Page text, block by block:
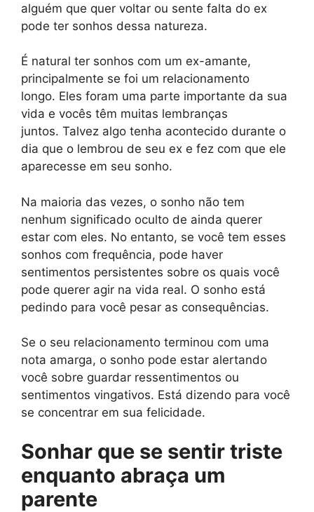
alguém que quer voltar ou sente falta do ex
pode ter sonhos dessa natureza.
É natural ter sonhos com um ex-amante,
principalmente se foi um relacionamento
longo. Eles foram uma parte importante da sua
vida e vocês têm muitas lembranças
juntos. Talvez algo tenha acontecido durante o
dia que o lembrou de seu ex e fez com que ele
aparecesse em seu sonho.
Na maioria das vezes, o sonho não tem
nenhum significado oculto de ainda querer
estar com eles. No entanto, se você tem esses
sonhos com frequência, pode haver
sentimentos persistentes sobre os quais você
pode querer agir na vida real. O sonho está
pedindo para você pesar as consequências.
Se o seu relacionamento terminou com uma
nota amarga, o sonho pode estar alertando
você sobre guardar ressentimentos ou
sentimentos vingativos. Está dizendo para você
se concentrar em sua felicidade.
Sonhar que se sentir triste
enquanto abraça um
parente